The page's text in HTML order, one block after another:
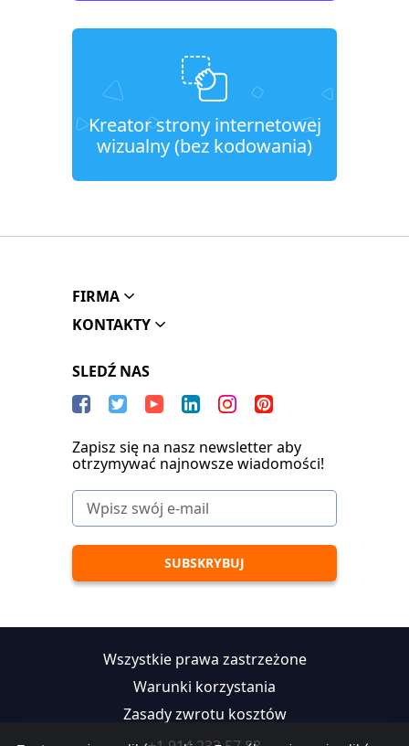
Kreator strony internetowej
wizualny (bez kodowania)
FIRMA
KONTAKTY
SLEDŹ NAS
Zapisz się na nasz newsletter aby
otrzymywać najnowsze wiadomości!
Wszystkie prawa zastrzeżone
Warunki korzystania
Zasady zwrotu kosztów